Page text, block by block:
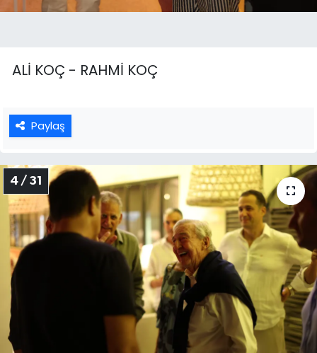
ALİ KOÇ - RAHMİ KOÇ
Paylaş
4 / 31